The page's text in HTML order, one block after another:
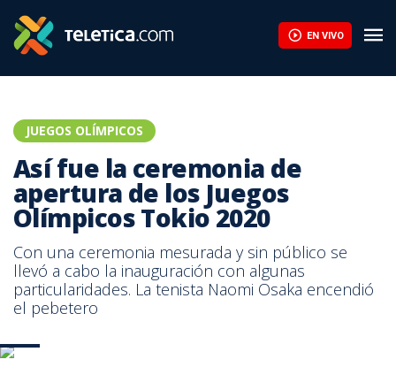
EN VIVO
JUEGOS OLÍMPICOS
Así fue la ceremonia de
apertura de los Juegos
Olímpicos Tokio 2020
Con una ceremonia mesurada y sin público se
llevó a cabo la inauguración con algunas
particularidades. La tenista Naomi Osaka encendió
el pebetero